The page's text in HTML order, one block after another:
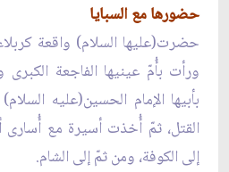
حضورها مع السبايا
حضرت(عليها السلام) واقعة
ورأت بأُمّ عينيها الفاجعة الكبرى
بأبيها الإمام الحسين(عليه
القتل، ثمّ أُخذت أسيرة مع أُسارى
إلى الكوفة، ومن ثمّ إلى الشام.